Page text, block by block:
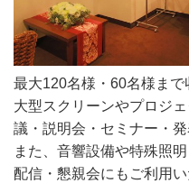
最大120名様・60名様まで
大型スクリーンやプロジ
議・説明会・セミナー・発
また、音響設備や特殊照
配信・懇親会にもご利用い